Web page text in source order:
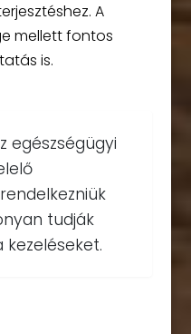
A
mellett fontos
is.
egészségügyi
tudják
kezeléseket.